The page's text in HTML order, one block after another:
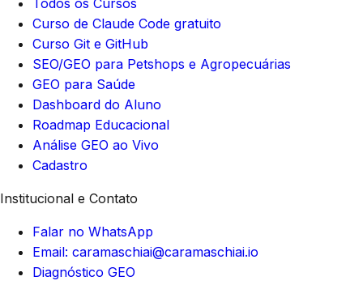
Curso de Claude Code gratuito
Curso Git e GitHub
SEO/GEO para Petshops e Agropecuárias
GEO para Saúde
Dashboard do Aluno
Roadmap Educacional
Análise GEO ao Vivo
Cadastro
Institucional e Contato
Falar no WhatsApp
Email: caramaschiai@caramaschiai.io
Diagnóstico GEO